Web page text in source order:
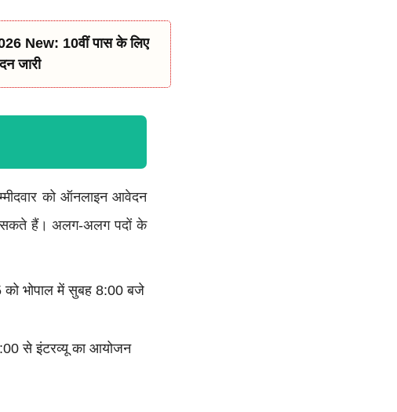
जारी
को ऑनलाइन आवेदन
सकते हैं। अलग-अलग पदों के
को भोपाल में सुबह 8:00 बजे
से इंटरव्यू का आयोजन